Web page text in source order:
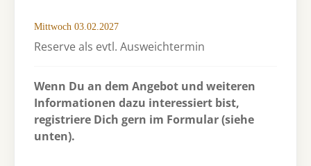
Mittwoch 03.02.2027
Reserve als evtl. Ausweichtermin
Wenn Du an dem Angebot und weiteren
Informationen dazu interessiert bist,
registriere Dich gern im Formular (siehe
unten).